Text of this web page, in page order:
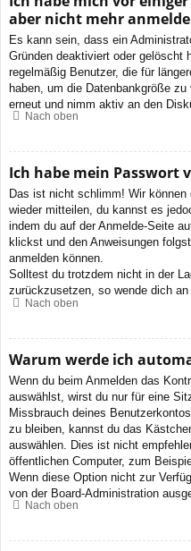
aber nicht mehr
Es kann sein, dass ein
Gründen deaktiviert oder gelöscht
regelmäßig Benutzer, die für
haben, um die Datenbankgröße
erneut und nimm aktiv an den
Nach oben
Ich habe mein Passwort
Das ist nicht schlimm! Wir
wieder mitteilen, du kannst es
indem du auf der Anmelde-Seite
klickst und den Anweisungen
anmelden können.
Solltest du trotzdem nicht in der
zurückzusetzen, so wende dich
Nach oben
Warum werde ich
Wenn du beim Anmelden das
auswählst, wirst du nur für eine
Missbrauch deines
zu bleiben, kannst du das
auswählen. Dies ist nicht
öffentlichen Computer, zum
Wenn diese Option nicht zur
von der Board-Administration
Nach oben